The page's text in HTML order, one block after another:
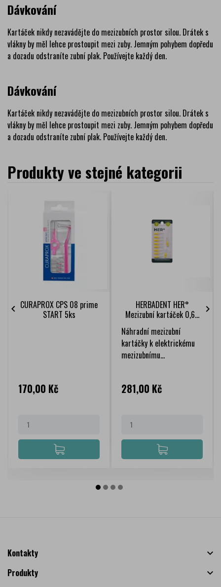
Dávkování
Kartáček nikdy nezavádějte do mezizubních prostor silou. Drátek s
vlákny by měl lehce prostoupit mezi zuby. Jemným pohybem dopředu
a dozadu odstraníte zubní plak. Používejte každý den.
Dávkování
Kartáček nikdy nezavádějte do mezizubních prostor silou. Drátek s
vlákny by měl lehce prostoupit mezi zuby. Jemným pohybem dopředu
a dozadu odstraníte zubní plak. Používejte každý den.
Produkty ve stejné kategorii
CURAPROX CPS 08 prime
START 5ks
Cena
170,00 Kč
HERBADENT HER°
Mezizubní kartáček 0,6...
Náhradní mezizubní
kartáčky k elektrickému
mezizubnímu...
Cena
281,00 Kč
 
Kontakty

Produkty
